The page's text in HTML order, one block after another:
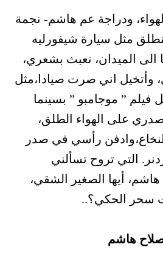
ودراجة عم هاشم- نجمة
مثل سيارة شيفورليه
الى الميدان، تعبث بشعري،
وأتخيل اني صرت صيادا،مثل
فيلم ” موجامبو ” بسينما
على الهواء الطلق،
رأسي في صدر
التي تروح تسألني
أيها الصغير الشقي،
سحر الحكي؟..
هاشم